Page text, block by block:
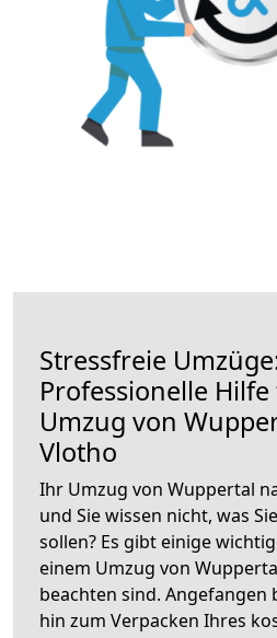
Stressfreie
Professionelle
Umzug von
Vlotho
Ihr Umzug von Wuppertal
und Sie wissen nicht, was
sollen? Es gibt einige
einem Umzug von
beachten sind. Angefangen
hin zum Verpacken Ihres